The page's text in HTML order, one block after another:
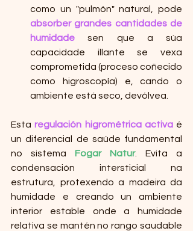
absorber grandes cantidades de
humidade sen que a súa
capacidade illante se vexa
comprometida (proceso coñecido
como higroscopía) e, cando o
ambiente está seco, devólvea.
Esta regulación higrométrica activa é
un diferencial de saúde fundamental
no sistema Fogar Natur. Evita a
condensación intersticial na
estrutura, protexendo a madeira da
humidade e creando un ambiente
interior estable onde a humidade
relativa se mantén no rango saudable